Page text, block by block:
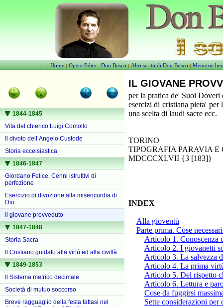
|Home|Opere Edite - Don Bosco |Altri scritti di Don Bosco|Memorie
1844-1845
Vita del chierico Luigi Comollo
Il divoto dell’Angelo Custode
Storia eccelsiastica
1846-1847
Giordano Felice, Cenni istruttivi di
perfezione
Esercizio di divozione alla misericordia di
Dio
Il giovane provveduto
1847-1848
Storia Sacra
Il Cristiano guidato alla virtù ed alla civiltà
1849-1853
Il Sistema metrico decimale
Società di mutuo soccorso
Breve ragguaglio della festa fattasi nel
IL GIOVANE
per la pratica de' Suoi Doveri
esercizi di cristiana pieta'
una scelta di laudi sacre ecc.
TORINO
TIPOGRAFIA PARAVIA E
MDCCCXLVII {3 [183]}
INDEX
Alla gioventù
Parte prima. Cose
Articolo 1. Conoscenza
Articolo 2. I giovanetti
Articolo 3. La salvezza
Articolo 4. La prima
Articolo 5. Del rispetto
Articolo 6. Lettura e
Cose da fuggirsi
Sette considerazioni per